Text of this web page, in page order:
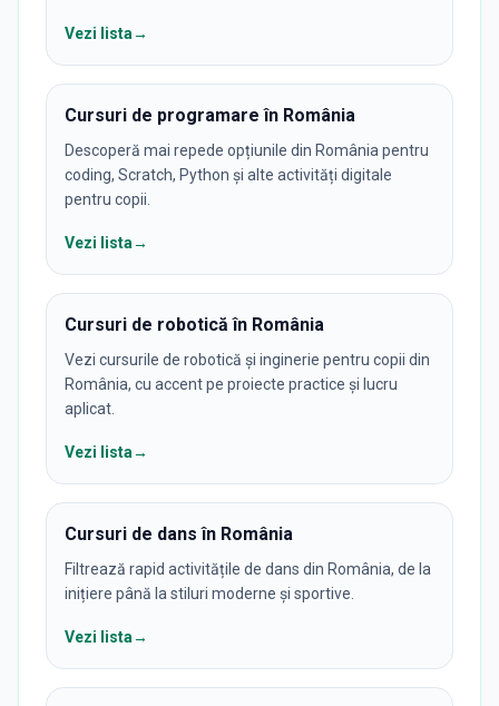
Vezi lista→
Cursuri de programare în România
Descoperă mai repede opțiunile din România pentru
coding, Scratch, Python și alte activități digitale
pentru copii.
Vezi lista→
Cursuri de robotică în România
Vezi cursurile de robotică și inginerie pentru copii din
România, cu accent pe proiecte practice și lucru
aplicat.
Vezi lista→
Cursuri de dans în România
Filtrează rapid activitățile de dans din România, de la
inițiere până la stiluri moderne și sportive.
Vezi lista→